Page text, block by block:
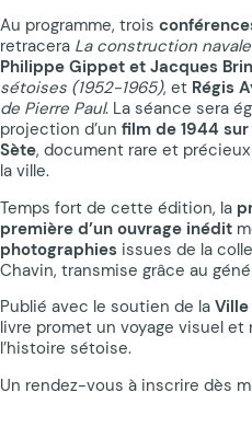
Au programme, trois
retracera La construction
Philippe Gippet et Jacques
sétoises (1952-1965), et Régis
de Pierre Paul. La séance sera
projection d’un film de 1944
Sète, document rare et
la ville.
Temps fort de cette édition, la
première d’un ouvrage inédit
photographies issues de la
Chavin, transmise grâce au
Publié avec le soutien de la
livre promet un voyage visuel
l’histoire sétoise.
Un rendez-vous à inscrire dès